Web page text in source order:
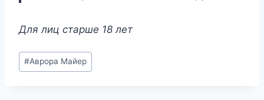
Для лиц старше 18 лет
Метки
записи:
#Аврора Майер